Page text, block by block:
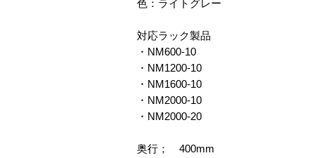
色：ライトグレー
対応ラック製品
・NM600-10
・NM1200-10
・NM1600-10
・NM2000-10
・NM2000-20
奥行； 400mm